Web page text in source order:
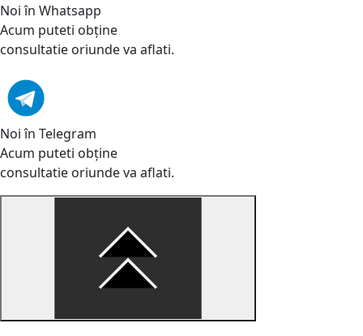
Noi în Whatsapp
Acum puteti obține
consultatie oriunde va aflati.
Noi în Telegram
Acum puteti obține
consultatie oriunde va aflati.